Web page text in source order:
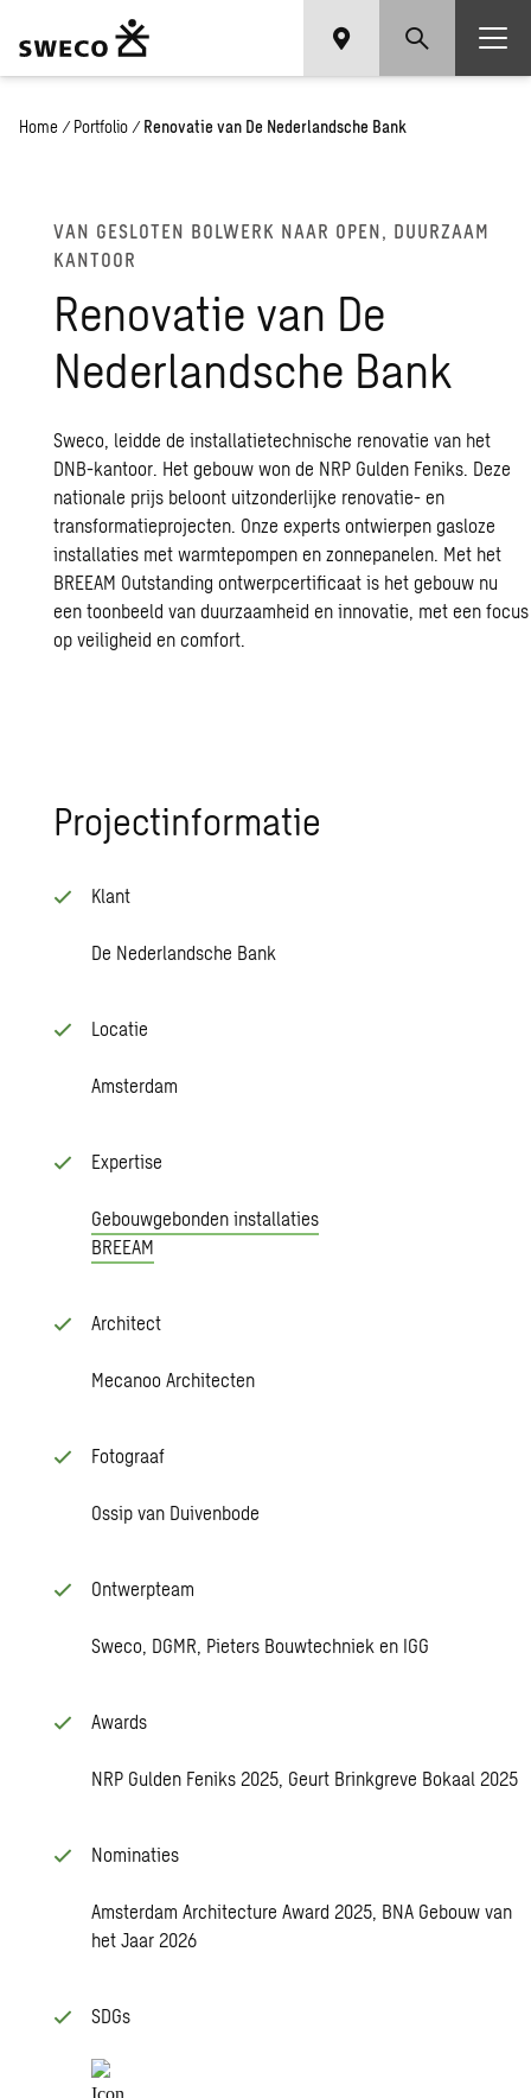
Home / Portfolio / Renovatie van De Nederlandsche Bank
VAN GESLOTEN BOLWERK NAAR OPEN, DUURZAAM
KANTOOR
Renovatie van De
Nederlandsche Bank
Sweco, leidde de installatietechnische renovatie van het
DNB-kantoor. Het gebouw won de NRP Gulden Feniks. Deze
nationale prijs beloont uitzonderlijke renovatie- en
transformatieprojecten. Onze experts ontwierpen gasloze
installaties met warmtepompen en zonnepanelen. Met het
BREEAM Outstanding ontwerpcertificaat is het gebouw nu
een toonbeeld van duurzaamheid en innovatie, met een focus
op veiligheid en comfort.
Projectinformatie
Klant
De Nederlandsche Bank
Locatie
Amsterdam
Expertise
Gebouwgebonden installaties
BREEAM
Architect
Mecanoo Architecten
Fotograaf
Ossip van Duivenbode
Ontwerpteam
Sweco, DGMR, Pieters Bouwtechniek en IGG
Awards
NRP Gulden Feniks 2025, Geurt Brinkgreve Bokaal 2025
Nominaties
Amsterdam Architecture Award 2025, BNA Gebouw van
het Jaar 2026
SDGs